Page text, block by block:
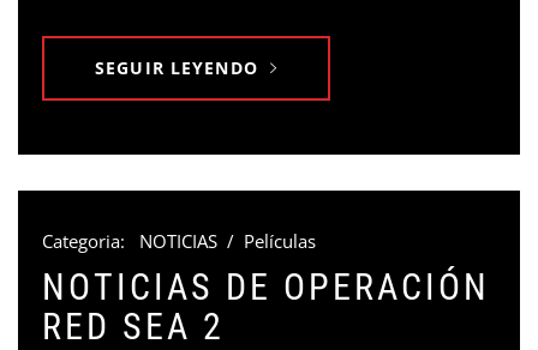
SEGUIR LEYENDO
Categoria: NOTICIAS / Películas
NOTICIAS DE OPERACIÓN
RED SEA 2